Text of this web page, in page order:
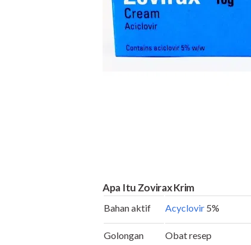
Apa Itu Zovirax Krim
Bahan aktif Acyclovir 5%
Golongan Obat resep